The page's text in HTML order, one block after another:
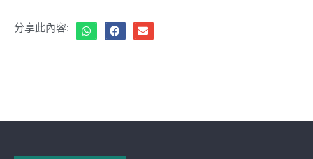
分享此內容: